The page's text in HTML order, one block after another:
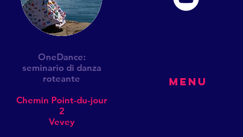
MENU
OneDance:
seminario di danza
roteante
Chemin Point-du-jour
2
Vevey